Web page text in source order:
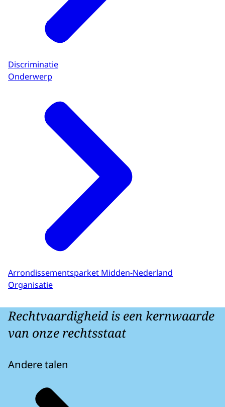
Discriminatie
Onderwerp
Arrondissementsparket Midden-Nederland
Organisatie
Rechtvaardigheid is een kernwaarde
van onze rechtsstaat
Andere talen